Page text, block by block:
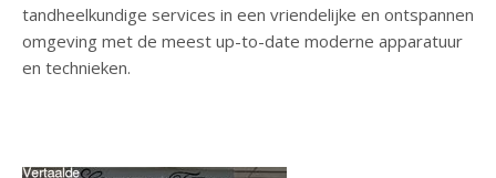
tandheelkundige services in een vriendelijke en ontspannen
omgeving met de meest up-to-date moderne apparatuur
en technieken.